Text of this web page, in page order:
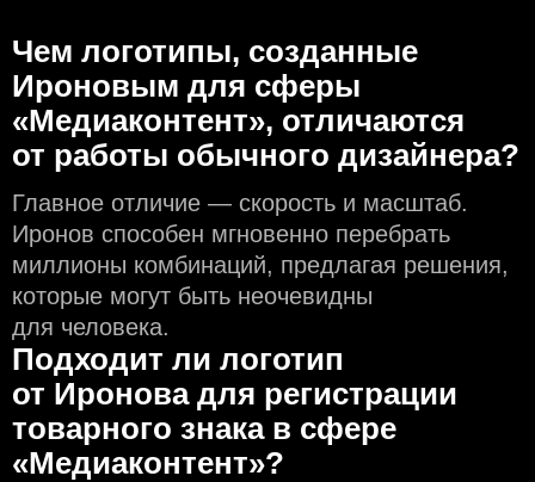
Чем логотипы, созданные
Ироновым для сферы
«Медиаконтент», отличаются
от работы обычного дизайнера?
Главное отличие — скорость и масштаб.
Иронов способен мгновенно перебрать
миллионы комбинаций, предлагая решения,
которые могут быть неочевидны
для человека.
Подходит ли логотип
от Иронова для регистрации
товарного знака в сфере
«Медиаконтент»?